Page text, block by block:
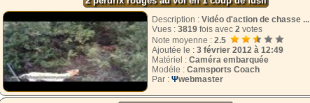
Description : Vidéo d'action de chasse ...
Vues : 3819 fois avec 2 votes
Note moyenne : 2.5
Ajoutée le : 3 février 2012 à 12:49
Matériel : Caméra embarquée
Modéle : Camsports Coach
Par : Ψwebmaster